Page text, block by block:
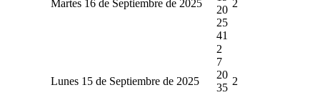
Martes 16 de Septiembre de 2025
20
25
41
2
Lunes 15 de Septiembre de 2025
2
7
20
35
2